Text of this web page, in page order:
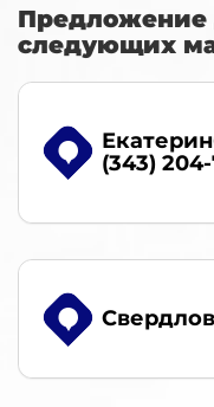
Предложение
следующих
(343)